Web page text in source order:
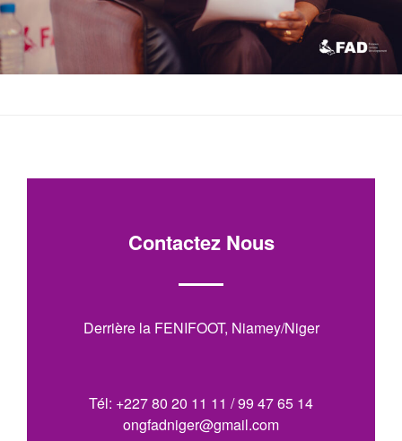
Contactez Nous
Derrière la FENIFOOT, Niamey/Niger
Tél: +227 80 20 11 11 / 99 47 65 14
ongfadniger@gmail.com